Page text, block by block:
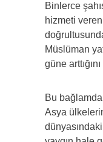
Binlerce
hizmeti
Müslüman
güne
Bu
Asya